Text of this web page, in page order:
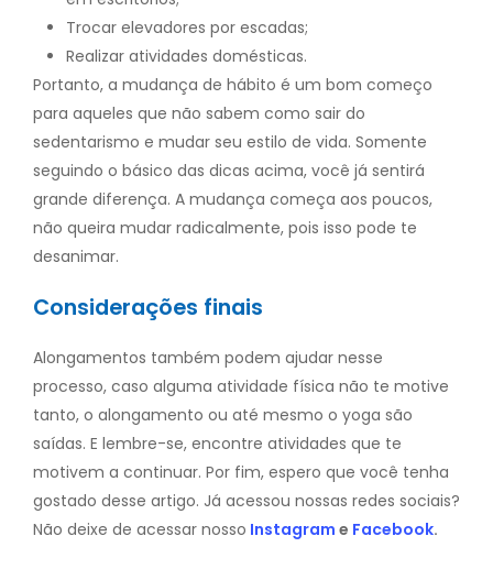
Trocar elevadores por escadas;
Realizar atividades domésticas.
Portanto, a mudança de hábito é um bom começo
para aqueles que não sabem como sair do
sedentarismo e mudar seu estilo de vida. Somente
seguindo o básico das dicas acima, você já sentirá
grande diferença. A mudança começa aos poucos,
não queira mudar radicalmente, pois isso pode te
desanimar.
Considerações finais
Alongamentos também podem ajudar nesse
processo, caso alguma atividade física não te motive
tanto, o alongamento ou até mesmo o yoga são
saídas. E lembre-se, encontre atividades que te
motivem a continuar. Por fim, espero que você tenha
gostado desse artigo. Já acessou nossas redes sociais?
Não deixe de acessar nosso Instagram e Facebook.